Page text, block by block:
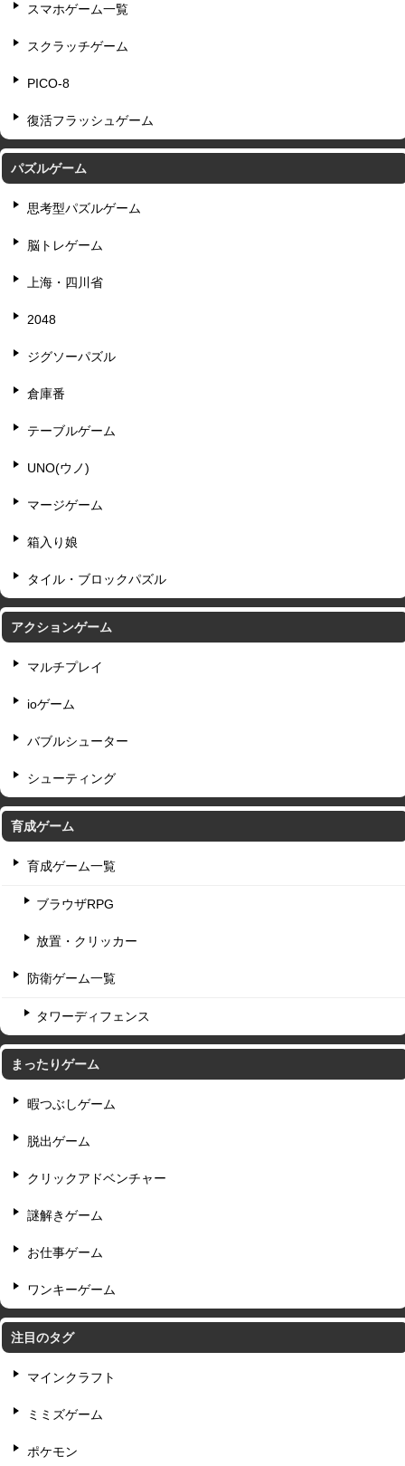
スマホゲーム一覧
スクラッチゲーム
PICO-8
復活フラッシュゲーム
パズルゲーム
思考型パズルゲーム
脳トレゲーム
上海・四川省
2048
ジグソーパズル
倉庫番
テーブルゲーム
UNO(ウノ)
マージゲーム
箱入り娘
タイル・ブロックパズル
アクションゲーム
マルチプレイ
ioゲーム
バブルシューター
シューティング
育成ゲーム
育成ゲーム一覧
ブラウザRPG
放置・クリッカー
防衛ゲーム一覧
タワーディフェンス
まったりゲーム
暇つぶしゲーム
脱出ゲーム
クリックアドベンチャー
謎解きゲーム
お仕事ゲーム
ワンキーゲーム
注目のタグ
マインクラフト
ミミズゲーム
ポケモン